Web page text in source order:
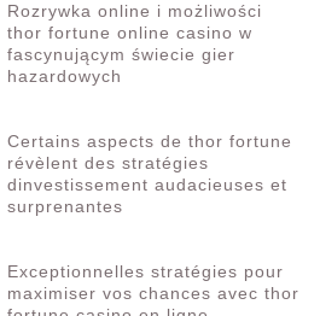
Rozrywka online i możliwości
thor fortune online casino w
fascynującym świecie gier
hazardowych
Certains aspects de thor fortune
révèlent des stratégies
dinvestissement audacieuses et
surprenantes
Exceptionnelles stratégies pour
maximiser vos chances avec thor